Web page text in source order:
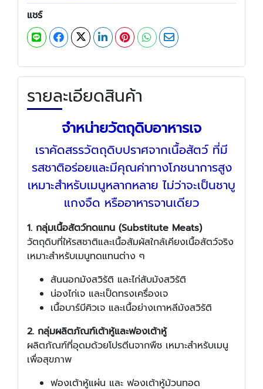
แชร์
รายละเอียดสินค้า
จำหน่ายวัตถุดิบอาหารเจ
เราคัดสรรวัตถุดิบปราศจากเนื้อสัตว์ ที่มี
รสชาติอร่อยและมีคุณค่าทางโภชนาการสูง
เหมาะสำหรับเมนูหลากหลาย ไม่ว่าจะเป็นชาบู
แกงจืด หรืออาหารจานเดียว
1. กลุ่มเนื้อสัตว์ทดแทน (Substitute Meats)
วัตถุดิบที่ให้รสชาติและเนื้อสัมผัสใกล้เคียงเนื้อสัตว์จริง
เหมาะสำหรับเมนูทดแทนต่าง ๆ
สันนอกมังสวิรัติ และไก่สับมังสวิรัติ
น่องไก่เจ และเป็ดทรงเครื่องเจ
เนื้อบาร์บีคิวเจ และเนื้อย่างเกาหลีมังสวิรัติ
2. กลุ่มผลิตภัณฑ์เต้าหู้และฟองเต้าหู้
ผลิตภัณฑ์ที่อุดมด้วยโปรตีนจากพืช เหมาะสำหรับเมนู
เพื่อสุขภาพ
ฟองเต้าหู้แผ่น และ ฟองเต้าหู้ม้วนทอด